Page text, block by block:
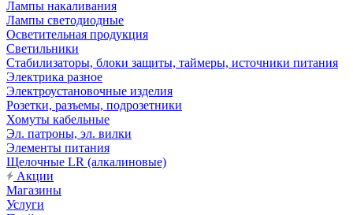
Лампы накаливания
Лампы светодиодные
Осветительная продукция
Светильники
Стабилизаторы, блоки защиты, таймеры, источники питания
Электрика разное
Электроустановочные изделия
Розетки, разъемы, подрозетники
Хомуты кабельные
Эл. патроны, эл. вилки
Элементы питания
Щелочные LR (алкалиновые)
Акции
Магазины
Услуги